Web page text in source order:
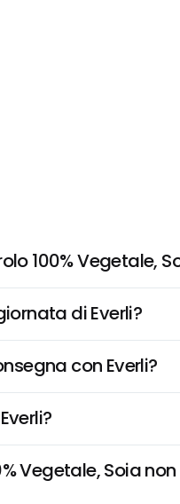
100% Vegetale,
di Everli?
con Everli?
Vegetale, Soia